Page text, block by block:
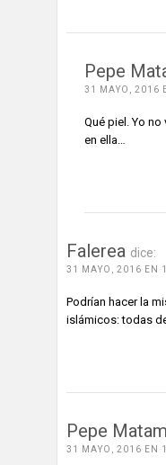
Pepe
31 MAYO, 2016
Qué piel. Yo
en ella…
Falerea dice:
31 MAYO, 2016 EN
Podrían hacer la
islámicos: todas
Pepe
31 MAYO, 2016 EN